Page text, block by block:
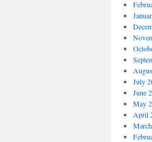
July
June
May
April